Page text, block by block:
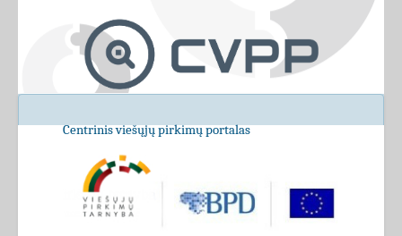
Centrinis viešųjų pirkimų portalas